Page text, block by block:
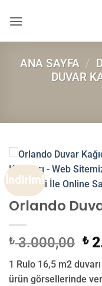
atla
ANA SAYFA /
DUVAR
İndirim!
Orlando
₺3.000,00
₺
₺
1 Rulo 16,5 m2
ürün görsellerinde